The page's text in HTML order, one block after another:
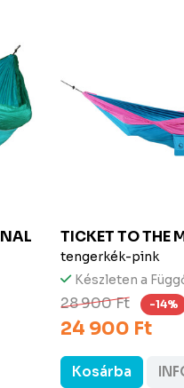
TICKET TO THE
tengerkék-pink
Készleten a
28 900 Ft -14%
24 900 Ft
Kosárba